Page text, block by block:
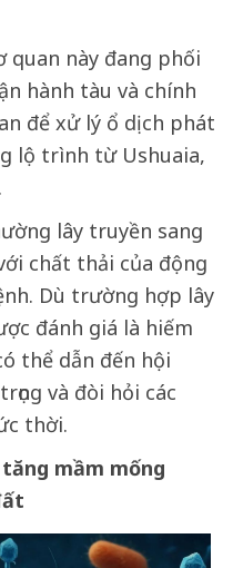
quan này đang phối
hành tàu và chính
để xử lý ổ dịch phát
lộ trình từ Ushuaia,
lây truyền sang
chất thải của động
Dù trường hợp lây
đánh giá là hiếm
thể dẫn đến hội
và đòi hỏi các
thời.
mầm mống